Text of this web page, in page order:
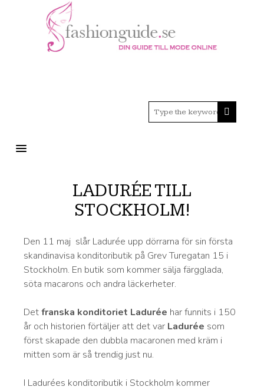
MENU
LADURÉE TILL
STOCKHOLM!
Den 11 maj slår Ladurée upp dörrarna för sin första
skandinavisa konditoributik på Grev Turegatan 15 i
Stockholm. En butik som kommer sälja färgglada,
söta macarons och andra läckerheter.
Detfranska konditoriet Ladurée har funnits i 150
år och historien förtäljer att det var Ladurée som
först skapade den dubbla macaronen med kräm i
mitten som är så trendig just nu.
I Ladurées konditoributik i Stockholm kommer